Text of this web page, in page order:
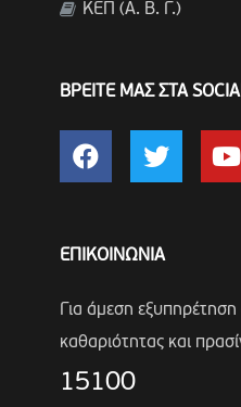
ΚΕΠ (Α. Β. Γ.)
ΒΡΕΙΤΕ ΜΑΣ ΣΤΑ
ΕΠΙΚΟΙΝΩΝΙΑ
Για άμεση
καθαριότητας και
15100